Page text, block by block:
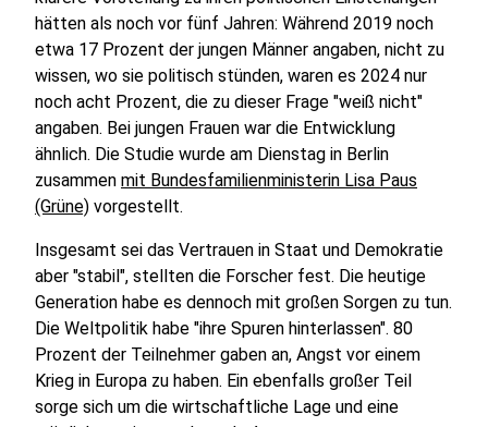
hätten als noch vor fünf Jahren: Während 2019 noch
etwa 17 Prozent der jungen Männer angaben, nicht zu
wissen, wo sie politisch stünden, waren es 2024 nur
noch acht Prozent, die zu dieser Frage "weiß nicht"
angaben. Bei jungen Frauen war die Entwicklung
ähnlich. Die Studie wurde am Dienstag in Berlin
zusammen mit Bundesfamilienministerin Lisa Paus
(Grüne) vorgestellt.
Insgesamt sei das Vertrauen in Staat und Demokratie
aber "stabil", stellten die Forscher fest. Die heutige
Generation habe es dennoch mit großen Sorgen zu tun.
Die Weltpolitik habe "ihre Spuren hinterlassen". 80
Prozent der Teilnehmer gaben an, Angst vor einem
Krieg in Europa zu haben. Ein ebenfalls großer Teil
sorge sich um die wirtschaftliche Lage und eine